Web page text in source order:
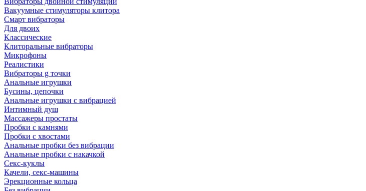
Вакуумные стимуляторы клитора
Смарт вибраторы
Для двоих
Классические
Клиторальные вибраторы
Микрофоны
Реалистики
Вибраторы g точки
Анальные игрушки
Бусины, цепочки
Анальные игрушки с вибрацией
Интимный душ
Массажеры простаты
Пробки с камнями
Пробки с хвостами
Анальные пробки без вибрации
Анальные пробки с накачкой
Секс-куклы
Качели, секс-машины
Эрекционные кольца